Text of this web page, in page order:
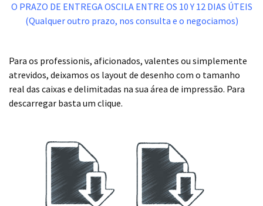
O PRAZO DE ENTREGA OSCILA ENTRE OS 10 Y 12 DIAS ÚTEIS
(Qualquer outro prazo, nos consulta e o negociamos)
Para os professionis, aficionados, valentes ou simplemente
atrevidos, deixamos os layout de desenho com o tamanho
real das caixas e delimitadas na sua área de impressão. Para
descarregar basta um clique.